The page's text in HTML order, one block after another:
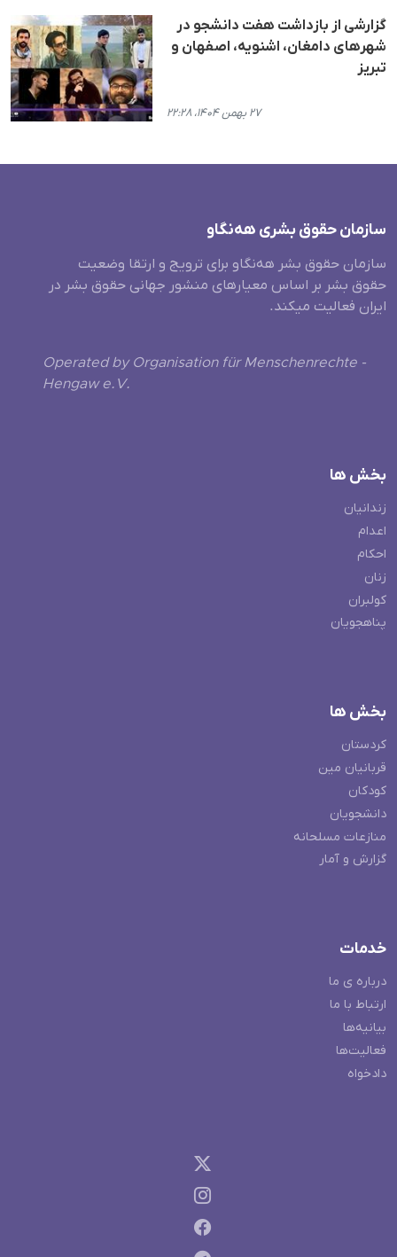
گزارشی از بازداشت هفت دانشجو در
شهرهای دامغان، اشنویه، اصفهان و
تبریز
۲۷ بهمن ۱۴۰۴، ۲۲:۲۸
سازمان حقوق بشری هەنگاو
سازمان حقوق بشر هه‌نگاو برای ترویج و ارتقا وضعیت
حقوق بشر بر اساس معیارهای منشور جهانی حقوق بشر در
ایران فعالیت میکند.
Operated by Organisation für Menschenrechte -
Hengaw e.V.
بخش ها
زندانیان
اعدام
احکام
زنان
کولبران
پناهجویان
بخش ها
کردستان
قربانیان مین
کودکان
دانشجویان
منازعات مسلحانه
گزارش و آمار
خدمات
درباره ی ما
ارتباط با ما
بیانیه‌ها
فعالیت‌ها
دادخواه